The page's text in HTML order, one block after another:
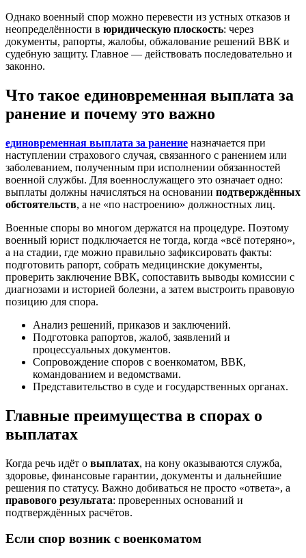
Однако военный спор можно перевести из устных отказов и
неопределённости в юридическую плоскость: через
документы, рапорты, жалобы, обжалование решений ВВК и
судебную защиту. Главное — действовать последовательно и
законно.
Что такое единовременная выплата за
ранение и почему это важно
единовременная выплата за ранение назначается при
наступлении страхового случая, связанного с ранением или
заболеванием, полученным при исполнении обязанностей
военной службы. Для военнослужащего это означает одно:
выплаты должны начисляться на основании подтверждённых
обстоятельств, а не «по настроению» должностных лиц.
Военные споры во многом держатся на процедуре. Поэтому
военный юрист подключается не тогда, когда «всё потеряно»,
а на стадии, где можно правильно зафиксировать факты:
подготовить рапорт, собрать медицинские документы,
проверить заключение ВВК, сопоставить выводы комиссии с
диагнозами и историей болезни, а затем выстроить правовую
позицию для спора.
Анализ решений, приказов и заключений.
Подготовка рапортов, жалоб, заявлений и
процессуальных документов.
Сопровождение споров с военкоматом, ВВК,
командованием и ведомствами.
Представительство в суде и государственных органах.
Главные преимущества в спорах о
выплатах
Когда речь идёт о выплатах, на кону оказываются служба,
здоровье, финансовые гарантии, документы и дальнейшие
решения по статусу. Важно добиваться не просто «ответа», а
правового результата: проверенных оснований и
подтверждённых расчётов.
Если спор возник с военкоматом